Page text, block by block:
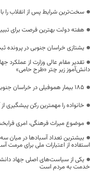
سخت‌ترین شرایط پس از انقلاب را
هفته دولت بهترین فرصت برای
یشتازی خراسان جنوبی در پرونده
دانش‌آموز زیر چتر «طرح حامی»
۱۸۵ بیمار هموفیلی در خراسان جنوبی تحت پوشش خدمات بیمه سلامت قرار دارند
خانواده را مهمترین رکن پیشگیری
موضوع میراث فرهنگی، امری
بیشترین تعداد آسبادها در میان
استفاده از اعتبارات ملی برای مرمت
یکی از سیاست‌های اصلی جهاد
خدمت به مردم است